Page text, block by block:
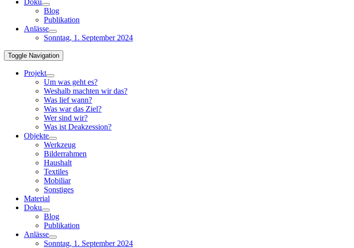
Doku
Blog
Publikation
Anlässe
Sonntag, 1. September 2024
Toggle Navigation
Projekt
Um was geht es?
Weshalb machten wir das?
Was lief wann?
Was war das Ziel?
Wer sind wir?
Was ist Deakzession?
Objekte
Werkzeug
Bilderrahmen
Haushalt
Textiles
Mobiliar
Sonstiges
Material
Doku
Blog
Publikation
Anlässe
Sonntag, 1. September 2024